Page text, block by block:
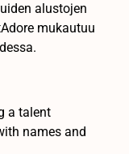
alustojen
mukautuu